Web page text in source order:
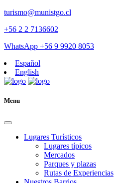
turismo@munistgo.cl
+56 2 2 7136602
WhatsApp +56 9 9920 8053
Español
English
Menu
Lugares Turísticos
Lugares tí­picos
Mercados
Parques y plazas
Rutas de Experiencias